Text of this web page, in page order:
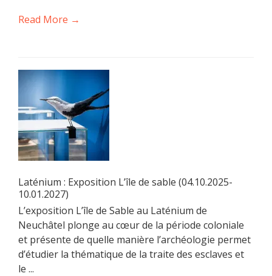
Read More →
Laténium : Exposition L’île de sable (04.10.2025-
10.01.2027)
L’exposition L’île de Sable au Laténium de
Neuchâtel plonge au cœur de la période coloniale
et présente de quelle manière l’archéologie permet
d’étudier la thématique de la traite des esclaves et
le ...